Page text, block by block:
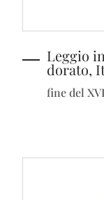
Leggio
dorato,
fine del